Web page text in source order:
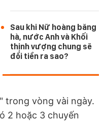
Sau khi Nữ hoàng băng
hà, nước Anh và Khối
thịnh vượng chung sẽ
đổi tiền ra sao?
trong vòng vài ngày.
2 hoặc 3 chuyến